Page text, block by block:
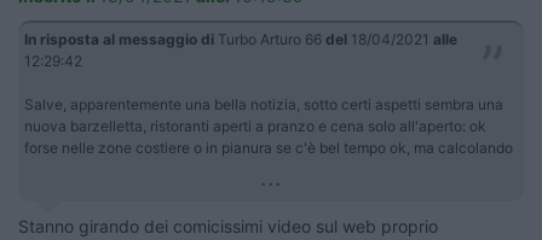
In risposta al messaggio di Turbo Arturo 66 del 18/04/2021 alle
12:29:42
Salve, apparentemente una bella notizia, sotto certi aspetti sembra una
nuova barzelletta, ristoranti aperti a pranzo e cena solo all'aperto: ok
forse nelle zone costiere o in pianura se c'è bel tempo ok, ma calcolando
...
Stanno girando dei comicissimi video sul web proprio